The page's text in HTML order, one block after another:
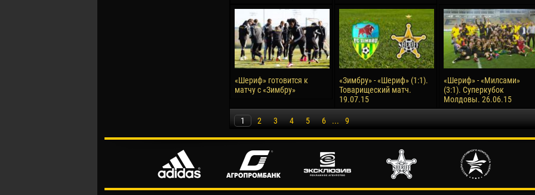
«Шериф» готовится к
матчу с «Зимбру»
«Зимбру» - «Шериф» (1:1).
Товарищеский матч.
19.07.15
«Шериф» - «Милсами»
(3:1). Суперкубок
Молдовы. 26.06.15
1 2 3 4 5 6 ... 9